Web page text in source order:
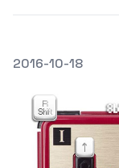
發文於
2016-10-18